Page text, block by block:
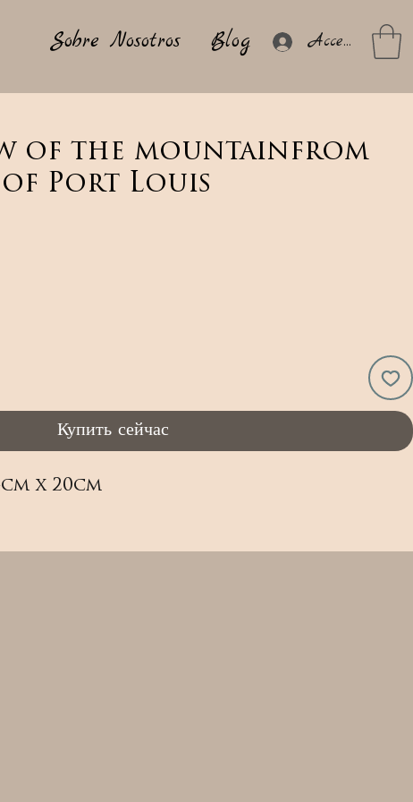
Sobre Nosotros Blog Acceder
of the mountainfrom
Port Louis
Купить сейчас
x 20cm